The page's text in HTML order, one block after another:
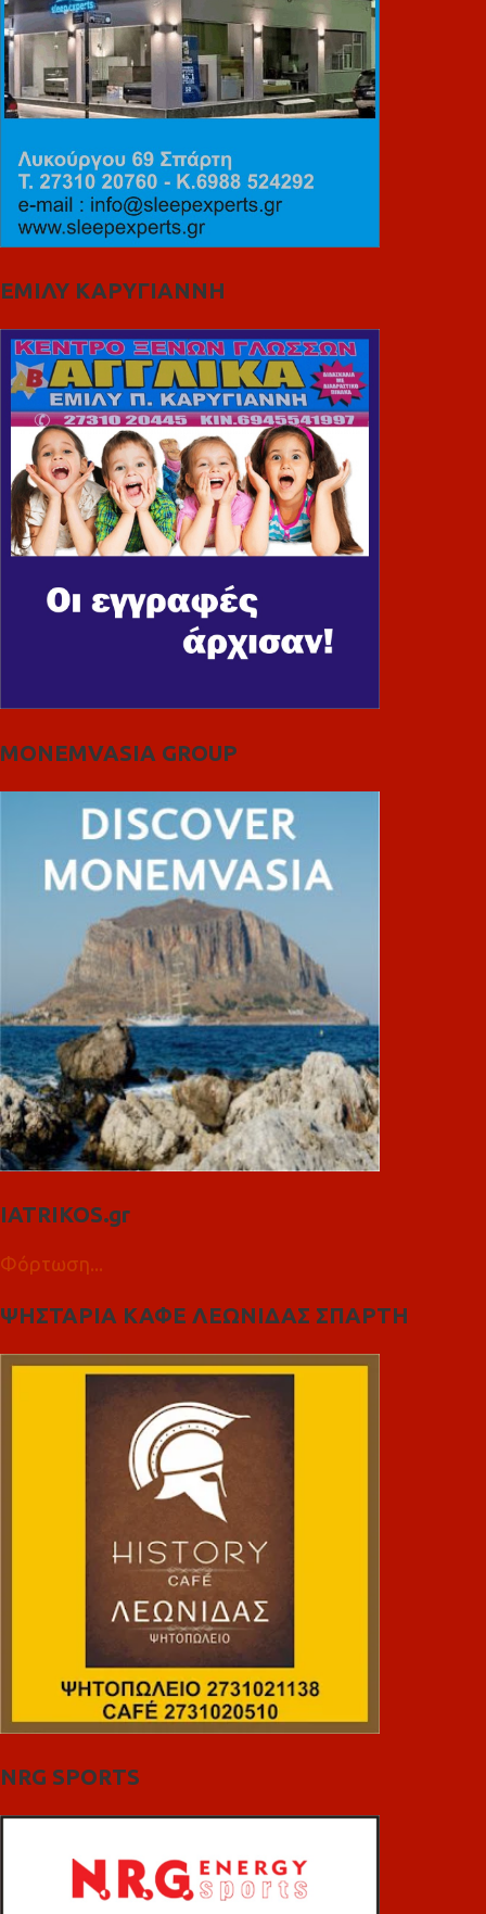
ΕΜΙΛΥ ΚΑΡΥΓΙΑΝΝΗ
MONEMVASIA GROUP
IATRIKOS.gr
Φόρτωση...
ΨΗΣΤΑΡΙΑ ΚΑΦΕ ΛΕΩΝΙΔΑΣ ΣΠΑΡΤΗ
NRG SPORTS